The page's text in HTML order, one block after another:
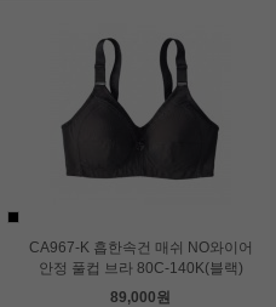
CA967-K 흡한속건 매쉬 NO와이어
안정 풀컵 브라 80C-140K(블랙)
89,000원